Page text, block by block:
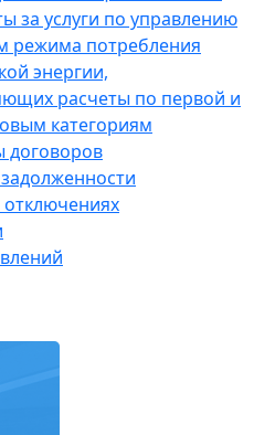
за услуги по управлению
режима потребления
энергии,
расчеты по первой и
категориям